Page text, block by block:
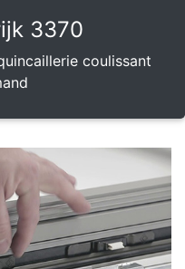
3370
coulissant